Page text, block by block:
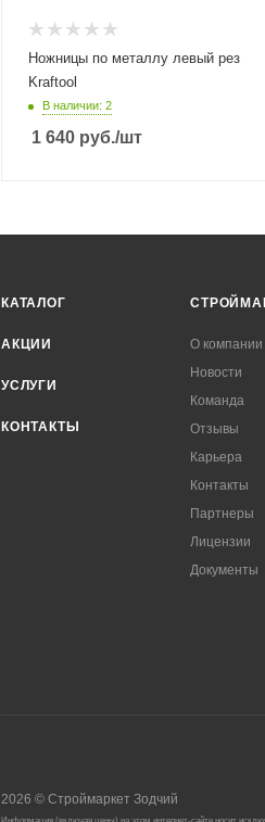
Ножницы по металлу левый рез
Kraftool
В наличии: 2
1 640 руб./шт
КАТАЛОГ
АКЦИИ
УСЛУГИ
КОНТАКТЫ
О компании
Новости
Команда
Отзывы
Карьера
Контакты
Партнеры
Лицензии
Документы
2026 © Строймаркет Зодчий